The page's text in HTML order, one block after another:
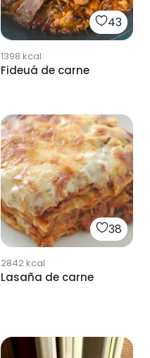
43
1398 kcal
Fideuá de carne
38
2842kcal
Lasaña de carne